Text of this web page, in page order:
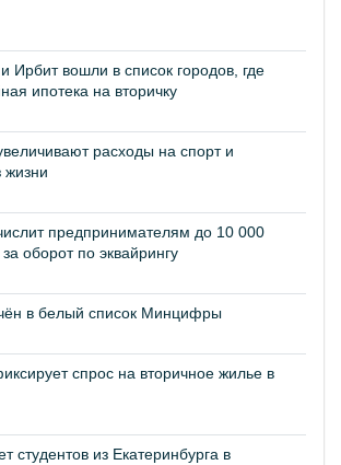
Ирбит вошли в список городов, где
ипотека на вторичку
расходы на спорт и
жизни
предпринимателям до 10 000
оборот по эквайрингу
в белый список Минцифры
спрос на вторичное жилье в
студентов из Екатеринбурга в